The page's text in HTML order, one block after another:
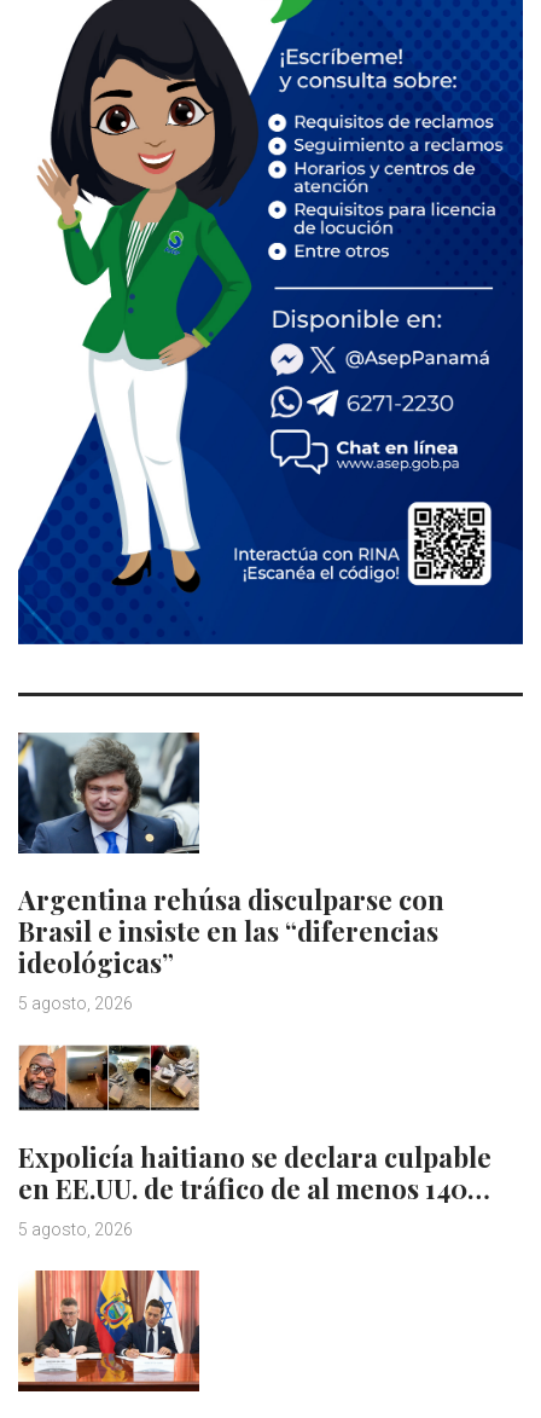
Argentina rehúsa disculparse con
Brasil e insiste en las “diferencias
ideológicas”
5 agosto, 2026
Expolicía haitiano se declara culpable
en EE.UU. de tráfico de al menos 140…
5 agosto, 2026